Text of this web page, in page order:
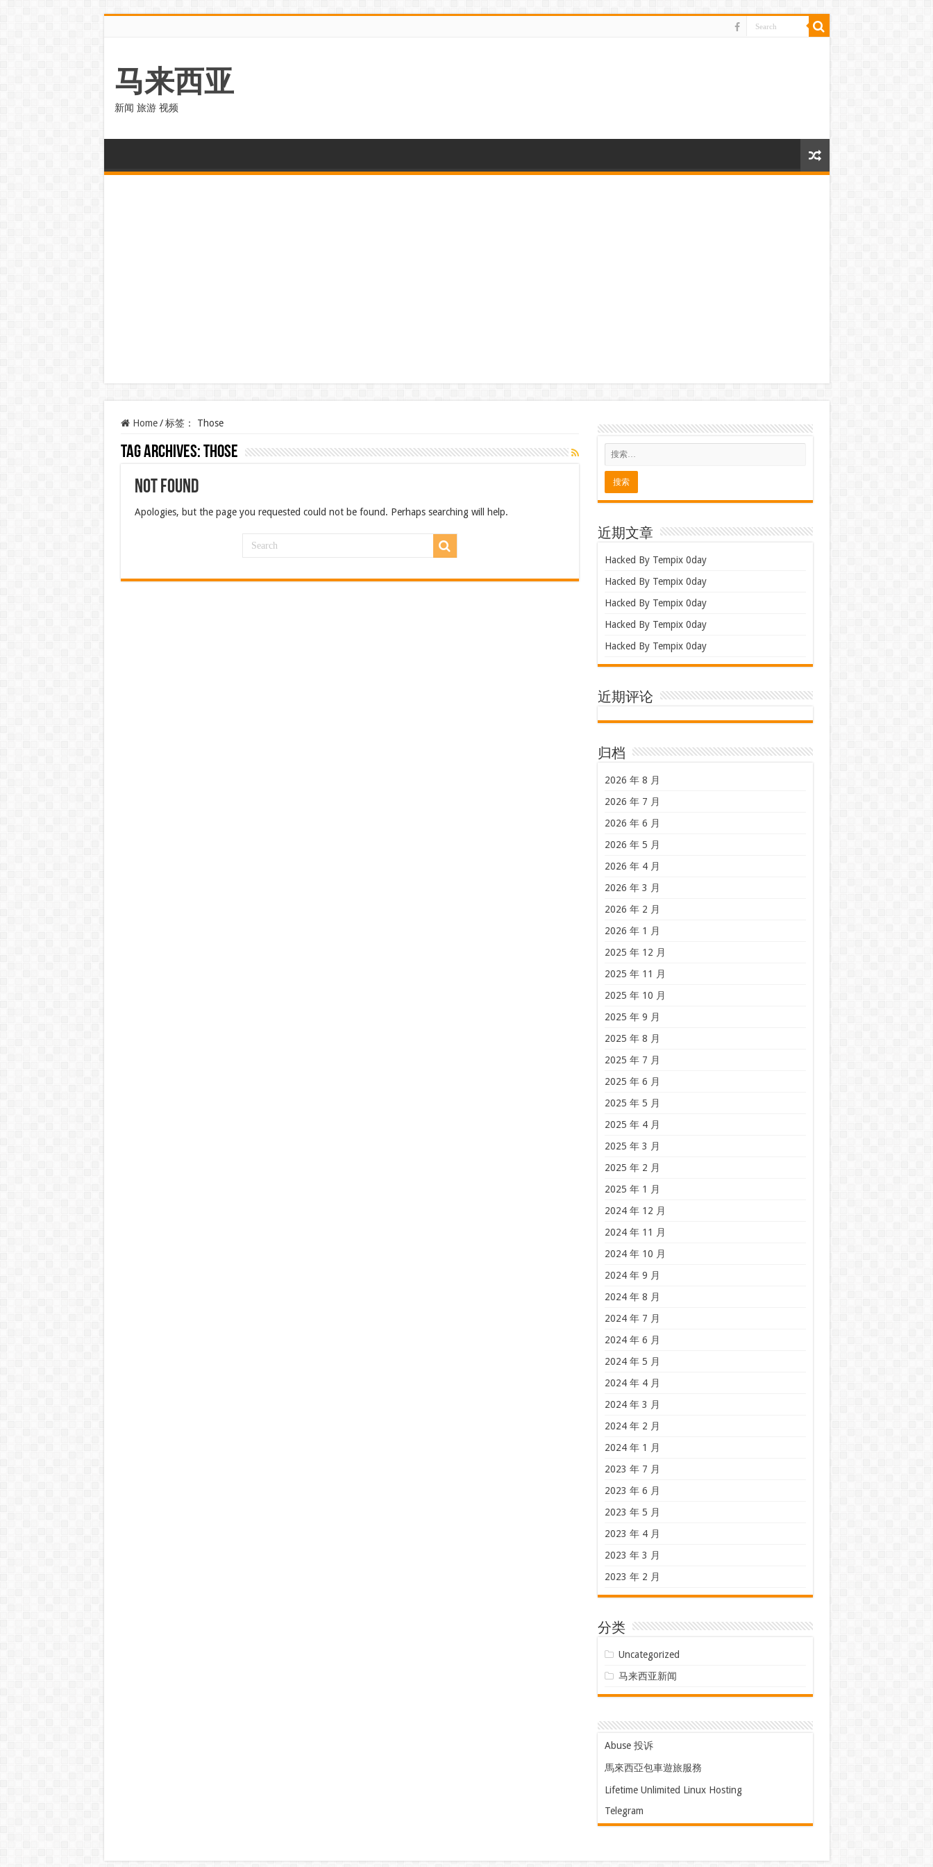
马来西亚
新闻 旅游 视频
Home / 标签： Those
Tag Archives:Those
Not Found
Apologies, but the page you requested could not be found. Perhaps searching will help.
近期文章
Hacked By Tempix 0day
Hacked By Tempix 0day
Hacked By Tempix 0day
Hacked By Tempix 0day
Hacked By Tempix 0day
近期评论
归档
2026 年 8 月
2026 年 7 月
2026 年 6 月
2026 年 5 月
2026 年 4 月
2026 年 3 月
2026 年 2 月
2026 年 1 月
2025 年 12 月
2025 年 11 月
2025 年 10 月
2025 年 9 月
2025 年 8 月
2025 年 7 月
2025 年 6 月
2025 年 5 月
2025 年 4 月
2025 年 3 月
2025 年 2 月
2025 年 1 月
2024 年 12 月
2024 年 11 月
2024 年 10 月
2024 年 9 月
2024 年 8 月
2024 年 7 月
2024 年 6 月
2024 年 5 月
2024 年 4 月
2024 年 3 月
2024 年 2 月
2024 年 1 月
2023 年 7 月
2023 年 6 月
2023 年 5 月
2023 年 4 月
2023 年 3 月
2023 年 2 月
分类
Uncategorized
马来西亚新闻
Abuse 投诉
馬來西亞包車遊旅服務
Lifetime Unlimited Linux Hosting
Telegram